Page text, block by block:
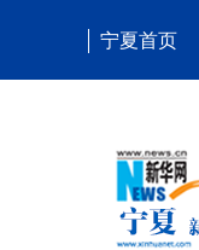
宁夏首页